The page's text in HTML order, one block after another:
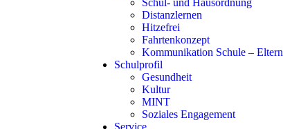
Schul- und Hausordnung
Distanzlernen
Hitzefrei
Fahrtenkonzept
Kommunikation Schule – Eltern
Schulprofil
Gesundheit
Kultur
MINT
Soziales Engagement
Service